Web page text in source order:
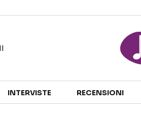
INTERVISTE RECENSIONI